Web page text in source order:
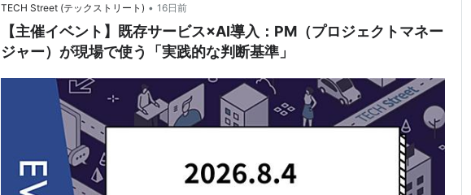
TECH Street (テックストリート) • 16日前
【主催イベント】既存サービス×AI導入：PM（プロジェクトマネー
ジャー）が現場で使う「実践的な判断基準」